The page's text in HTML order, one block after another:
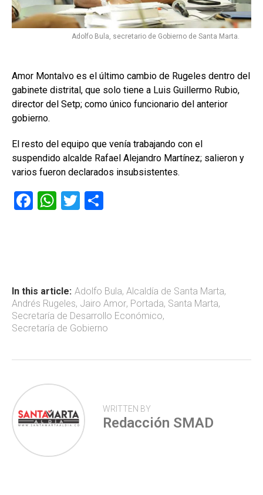
Adolfo Bula, secretario de Gobierno de Santa Marta.
Amor Montalvo es el último cambio de Rugeles dentro del
gabinete distrital, que solo tiene a Luis Guillermo Rubio,
director del Setp; como único funcionario del anterior
gobierno.
El resto del equipo que venía trabajando con el
suspendido alcalde Rafael Alejandro Martínez; salieron y
varios fueron declarados insubsistentes.
F
ok
W
p
p
T
tir
In this article: Adolfo Bula, Alcaldía de Santa Marta,
Andrés Rugeles, Jairo Amor, Portada, Santa Marta,
Secretaría de Desarrollo Económico,
Secretaría de Gobierno
WRITTEN BY
Redacción SMAD